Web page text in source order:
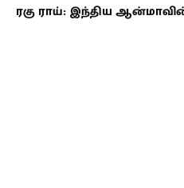
ரகு ராய்: இந்திய